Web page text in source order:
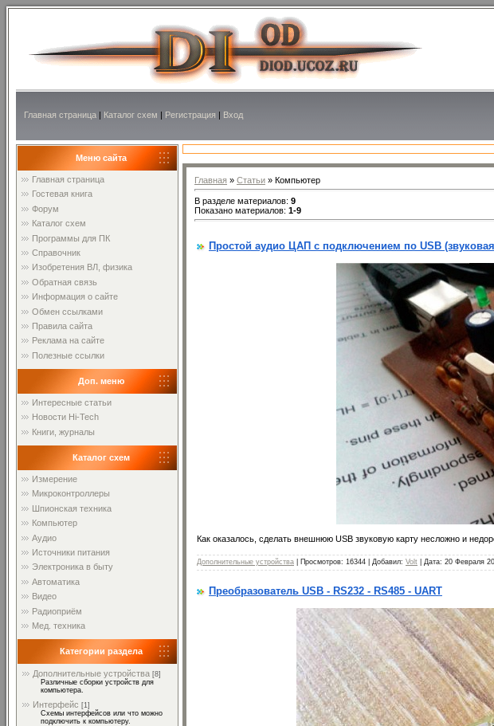
Главная страница | Каталог схем | Регистрация | Вход
Меню сайта
Главная страница
Гостевая книга
Форум
Каталог схем
Программы для ПК
Справочник
Изобретения ВЛ, физика
Обратная связь
Информация о сайте
Обмен ссылками
Правила сайта
Реклама на сайте
Полезные ссылки
Доп. меню
Интересные статьи
Новости Hi-Tech
Книги, журналы
Каталог схем
Измерение
Микроконтроллеры
Шпионская техника
Компьютер
Аудио
Источники питания
Электроника в быту
Автоматика
Видео
Радиоприём
Мед. техника
Категории раздела
Дополнительные устройства [8]
Различные сборки устройств для
компьютера.
Интерфейс [1]
Схемы интерфейсов или что можно
подключить к компьютеру.
Главная » Статьи » Компьютер
В разделе материалов: 9
Показано материалов: 1-9
Простой аудио ЦАП с подключением по USB
Как оказалось, сделать внешнюю USB звуковую карту несложно и
Дополнительные устройства | Просмотров: 16344 | Добавил: Volt | Дата: 20 Февраля
Преобразователь USB - RS232 - RS485 - UART